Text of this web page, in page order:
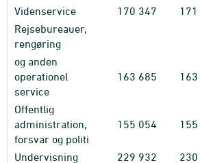
Videnservice 170 347 171
Rejsebureauer,
rengøring
og anden
operationel
service
163 685 163
Offentlig
administration,
forsvar og politi
155 054 155
Undervisning 229 932 230